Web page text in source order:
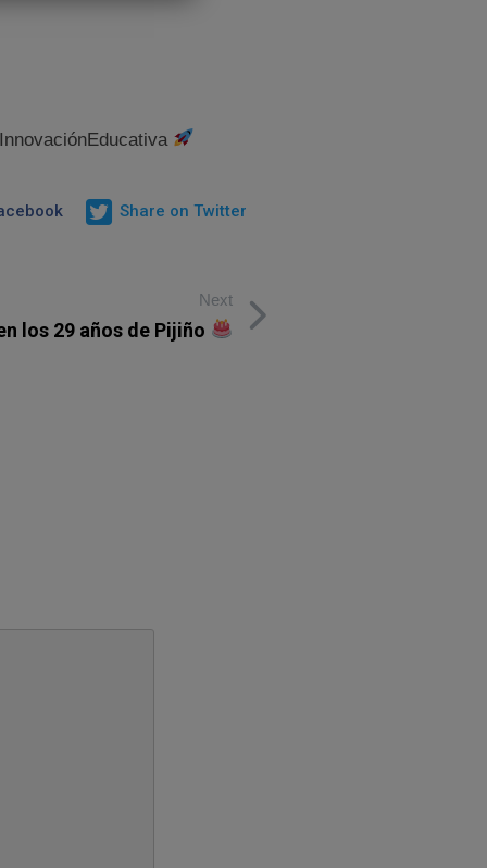
Share on Twitter
Next
los 29 años de Pijiño